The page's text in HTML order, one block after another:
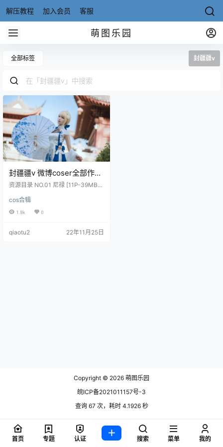
解压教程 加入会员 客服
萌图乐园
全部标签 封疆疆v
封疆疆v 微博coser全部作品
[写真合集][持续更新]86套
资源目录 NO.01 尼禄 [11P-39MB]
碧蓝航线 光辉cos [15P-43MB] NO.
04 saber 旗袍 [34P-367MB] NO.0
蕾姆兔女.
cos合辑
1.8k 0
qiaotu2 22年11月25日
Copyright © 2026 萌图乐园
皖ICP备2021011157号-3
查询 67 次，耗时 4.1926 秒
首页 专题 认证 搜索 菜单 我的